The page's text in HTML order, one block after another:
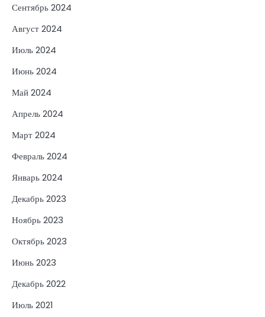
Сентябрь 2024
Август 2024
Июль 2024
Июнь 2024
Май 2024
Апрель 2024
Март 2024
Февраль 2024
Январь 2024
Декабрь 2023
Ноябрь 2023
Октябрь 2023
Июнь 2023
Декабрь 2022
Июль 2021